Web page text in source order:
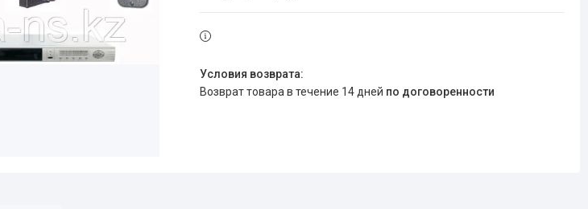
возврат товара в течение 14 дней по договоренности